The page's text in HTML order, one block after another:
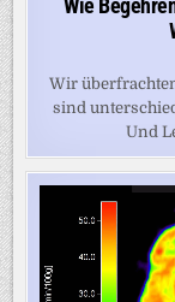
Wie
Wir
sind
Und